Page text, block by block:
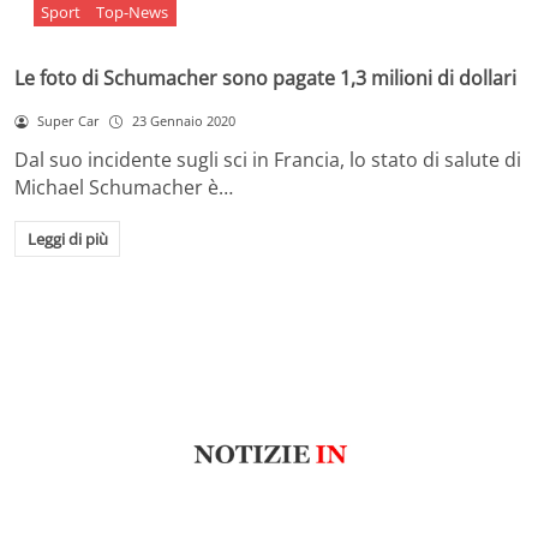
Sport Top-News
Le foto di Schumacher sono pagate 1,3 milioni di dollari
Super Car 23 Gennaio 2020
Dal suo incidente sugli sci in Francia, lo stato di salute di
Michael Schumacher è…
Leggi di più